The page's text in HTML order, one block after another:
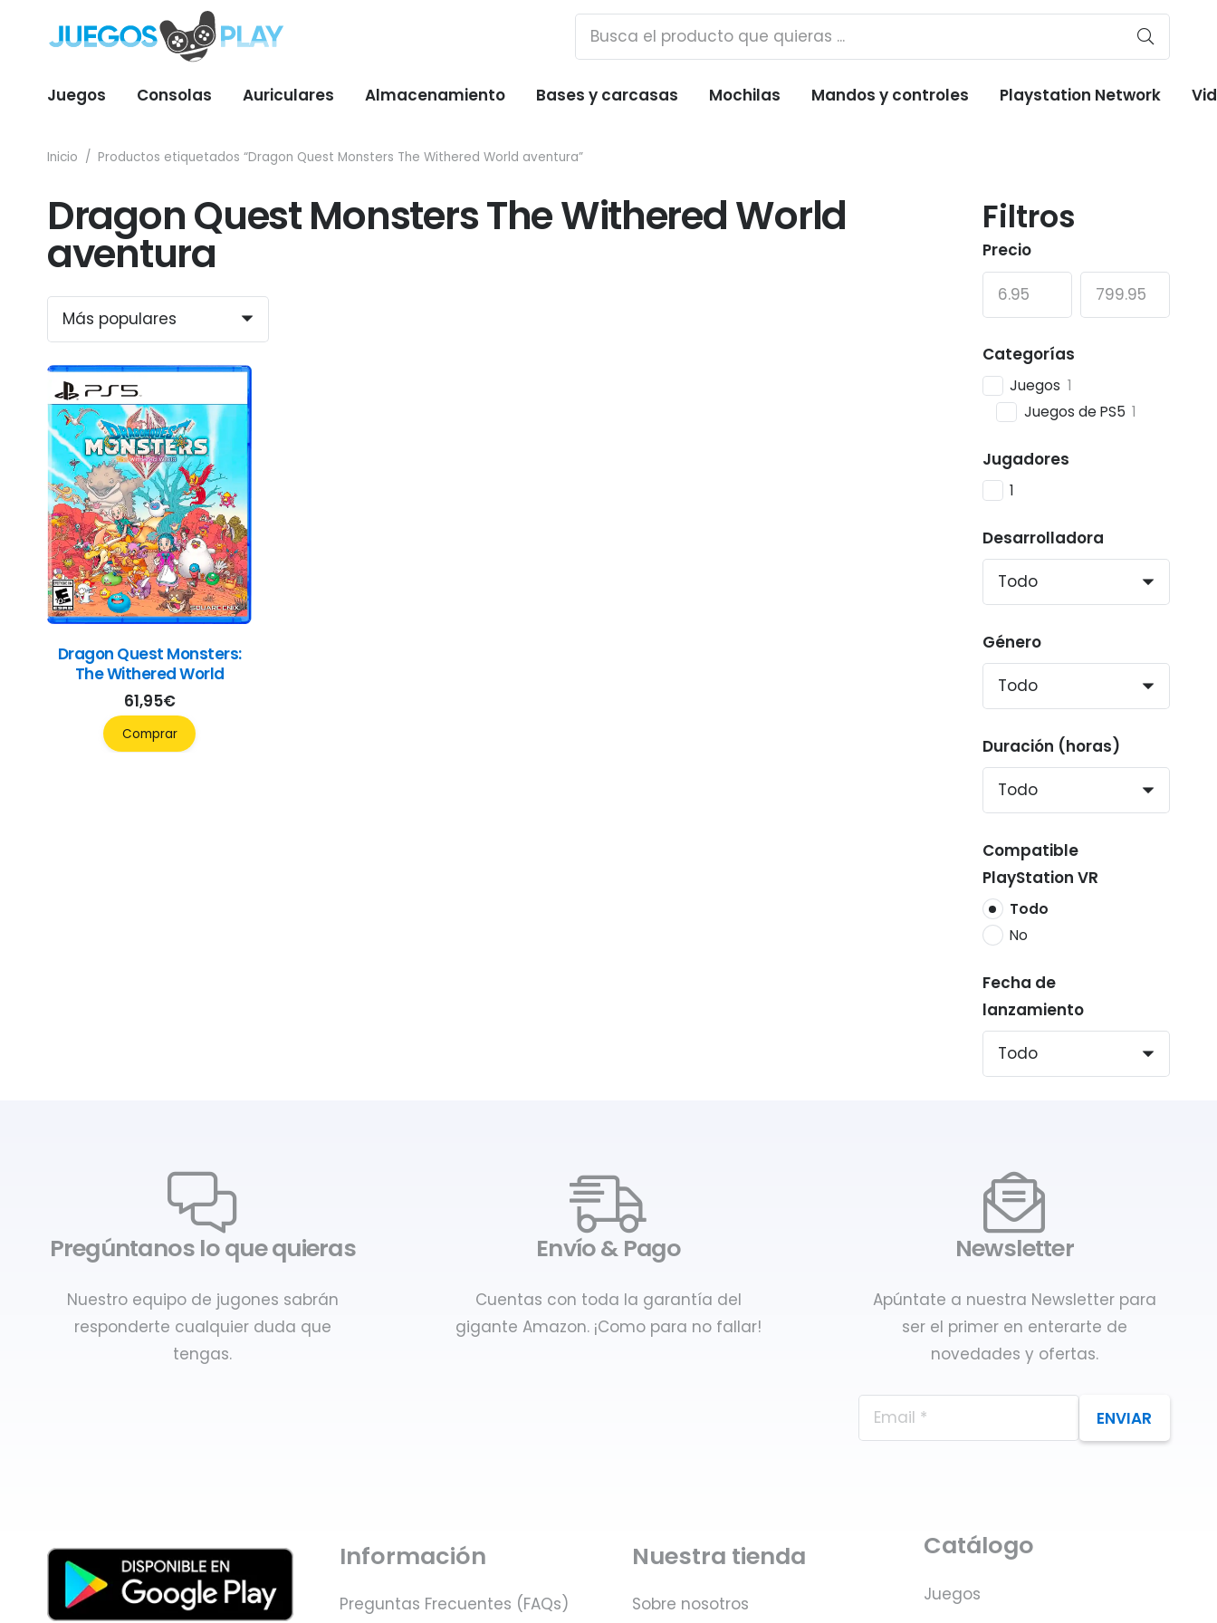
Juegos Consolas Auriculares Almacenamiento Bases y carcasas Mochilas Mandos y controles Playstation Network
Inicio / Productos etiquetados “Dragon Quest Monsters The Withered World aventura”
Dragon Quest Monsters The Withered World
aventura
Dragon Quest Monsters:
The Withered World
61,95€
Comprar
Filtros
Precio
Categorías
Juegos 1
Juegos de PS5 1
Jugadores
1
Desarrolladora
Género
Duración (horas)
Compatible
PlayStation VR
Todo
No
Fecha de
lanzamiento
Pregúntanos lo que quieras
Nuestro equipo de jugones sabrán
responderte cualquier duda que
tengas.
Envío & Pago
Cuentas con toda la garantía del
gigante Amazon. ¡Como para no fallar!
Newsletter
Apúntate a nuestra Newsletter para
ser el primer en enterarte de
novedades y ofertas.
ENVIAR
Información
Preguntas Frecuentes (FAQs)
Nuestra tienda
Sobre nosotros
Catálogo
Juegos